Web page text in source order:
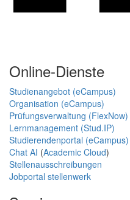
Online-Dienste
Studienangebot (eCampus)
Organisation (eCampus)
Prüfungsverwaltung (FlexNow)
Lernmanagement (Stud.IP)
Studierendenportal (eCampus)
Chat AI (Academic Cloud)
Stellenausschreibungen
Jobportal stellenwerk